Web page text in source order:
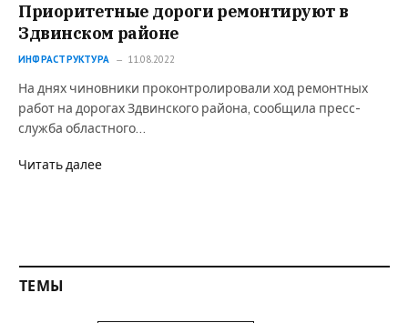
Приоритетные дороги ремонтируют в
Здвинском районе
ИНФРАСТРУКТУРА 11.08.2022
На днях чиновники проконтролировали ход ремонтных
работ на дорогах Здвинского района, сообщила пресс-
служба областного…
Читать далее
ТЕМЫ